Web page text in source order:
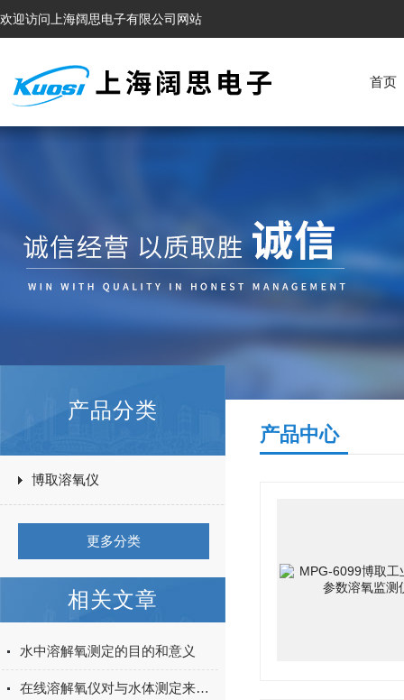
欢迎访问上海阔思电子有限公司网站
首页
产品分类
博取溶氧仪
更多分类
相关文章
水中溶解氧测定的目的和意义
在线溶解氧仪对与水体测定来说有何作用？
产品中心